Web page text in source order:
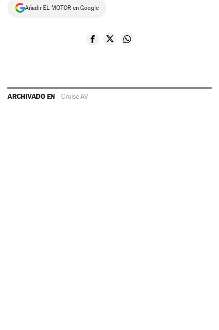
Añadir EL MOTOR en Google
ARCHIVADO EN Cruise AV